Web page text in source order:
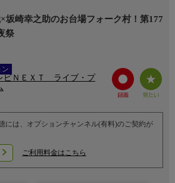
坂崎幸之助のお台場フォーク村！第177
祭
ン
ビＮＥＸＴ ライブ・プ
には、オプションチャンネル(有料)のご契約が
ご利用料金はこちら